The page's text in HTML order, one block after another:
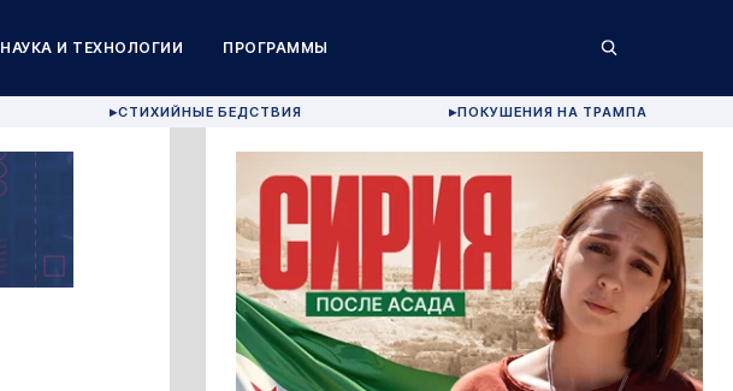
НАУКА И ТЕХНОЛОГИИ ПРОГРАММЫ
▶СТИХИЙНЫЕ БЕДСТВИЯ ▶ПОКУШЕНИЯ НА ТРАМПА